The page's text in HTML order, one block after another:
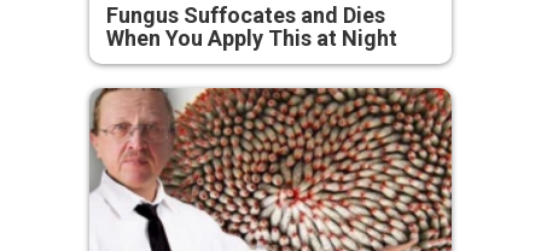
Fungus Suffocates and Dies
When You Apply This at Night